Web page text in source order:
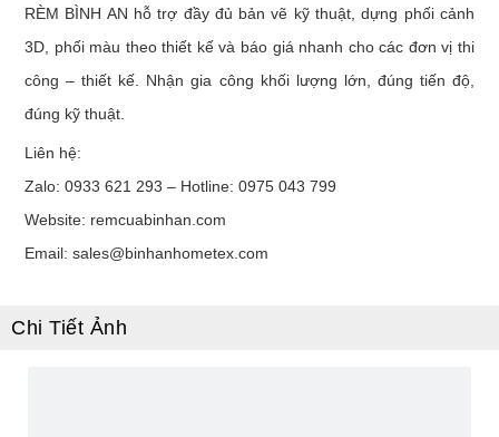
RÈM BÌNH AN hỗ trợ đầy đủ bản vẽ kỹ thuật, dựng phối cảnh
3D, phối màu theo thiết kế và báo giá nhanh cho các đơn vị thi
công – thiết kế. Nhận gia công khối lượng lớn, đúng tiến độ,
đúng kỹ thuật.
Liên hệ:
Zalo: 0933 621 293 – Hotline: 0975 043 799
Website: remcuabinhan.com
Email: sales@binhanhometex.com
Chi Tiết Ảnh